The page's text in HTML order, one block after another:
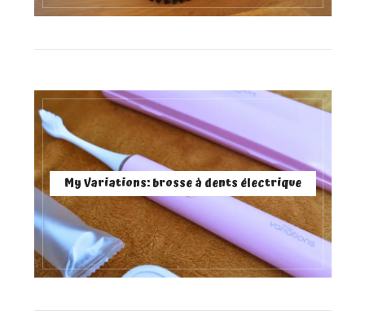
My Variations: brosse à dents électrique